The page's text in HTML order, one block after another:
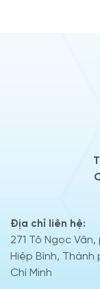
Địa chỉ liên hệ:
271 Tô Ngọc
Hiệp Bình, Thành
Chí Minh